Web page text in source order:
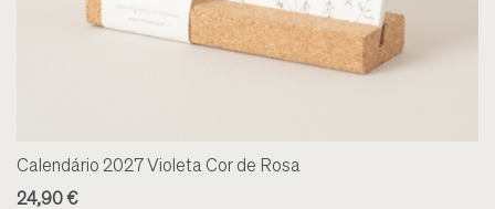
Calendário 2027 Violeta Cor de Rosa
24,90 €